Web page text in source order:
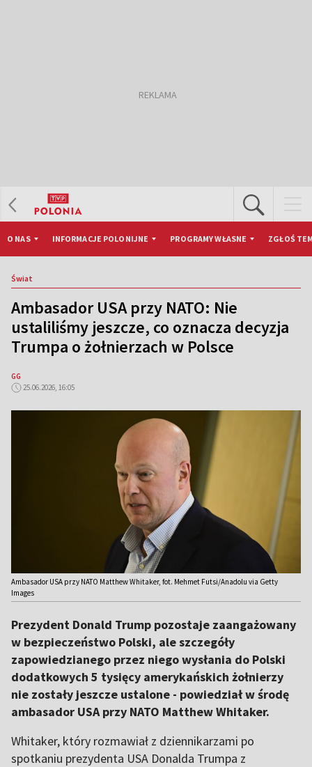
O NAS INFORMACJE POLONIJNE PROGRAMY WŁASNE ZGŁOŚ
Świat
Ambasador USA przy NATO: Nie
ustaliliśmy jeszcze, co oznacza decyzja
Trumpa o żołnierzach w Polsce
GG
25.06.2026, 16:05
Ambasador USA przy NATO Matthew Whitaker, fot. Mehmet Futsi/Anadolu via Getty
Images
Prezydent Donald Trump pozostaje zaangażowany
w bezpieczeństwo Polski, ale szczegóły
zapowiedzianego przez niego wysłania do Polski
dodatkowych 5 tysięcy amerykańskich żołnierzy
nie zostały jeszcze ustalone - powiedział w środę
ambasador USA przy NATO Matthew Whitaker.
Whitaker, który rozmawiał z dziennikarzami po
spotkaniu prezydenta USA Donalda Trumpa z